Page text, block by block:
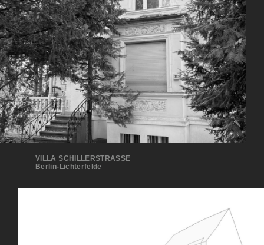
VILLA SCHILLERSTRASSE
Berlin-Lichterfelde